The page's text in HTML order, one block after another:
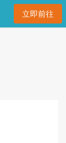
立即前往開